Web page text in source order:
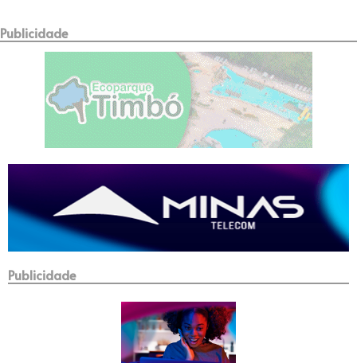
Publicidade
Publicidade